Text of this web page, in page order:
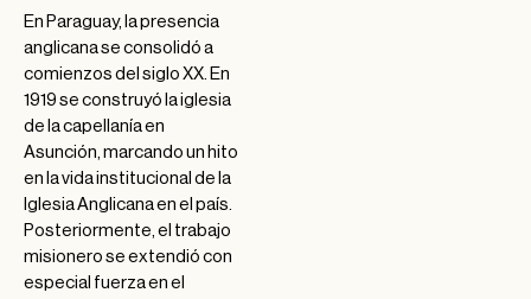
En Paraguay, la presencia
anglicana se consolidó a
comienzos del siglo XX. En
1919 se construyó la iglesia
de la capellanía en
Asunción, marcando un hito
en la vida institucional de la
Iglesia Anglicana en el país.
Posteriormente, el trabajo
misionero se extendió con
especial fuerza en el